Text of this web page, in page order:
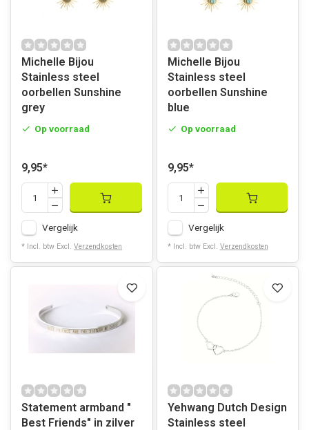
Michelle Bijou
Stainless steel
oorbellen Sunshine
grey
Op voorraad
9,95*
Vergelijk
* Incl. btw Excl. Verzendkosten
Michelle Bijou
Stainless steel
oorbellen Sunshine
blue
Op voorraad
9,95*
Vergelijk
* Incl. btw Excl. Verzendkosten
Statement armband "
Best Friends" in zilver
Yehwang Dutch Design
Stainless steel